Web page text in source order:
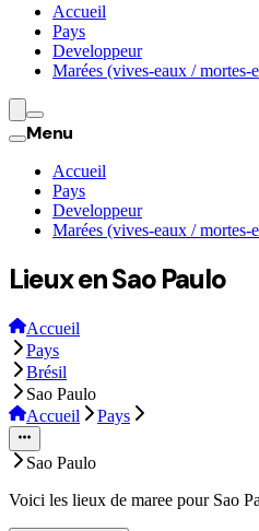
Accueil
Pays
Developpeur
Marées (vives-eaux / mortes-
Menu
Accueil
Pays
Developpeur
Marées (vives-eaux / mortes-
Lieux en Sao Paulo
Accueil
Pays
Brésil
Sao Paulo
Accueil
Pays
Sao Paulo
Voici les lieux de maree pour Sao